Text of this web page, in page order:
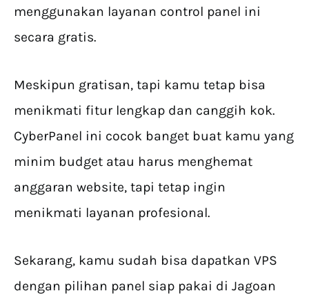
menggunakan layanan control panel ini
secara gratis.
Meskipun gratisan, tapi kamu tetap bisa
menikmati fitur lengkap dan canggih kok.
CyberPanel ini cocok banget buat kamu yang
minim budget atau harus menghemat
anggaran website, tapi tetap ingin
menikmati layanan profesional.
Sekarang, kamu sudah bisa dapatkan VPS
dengan pilihan panel siap pakai di Jagoan